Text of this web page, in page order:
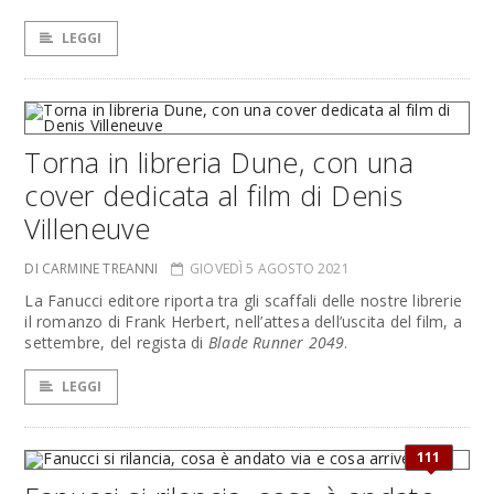
LEGGI
Torna in libreria Dune, con una
cover dedicata al film di Denis
Villeneuve
DI CARMINE TREANNI GIOVEDÌ 5 AGOSTO 2021
La Fanucci editore riporta tra gli scaffali delle nostre librerie
il romanzo di Frank Herbert, nell’attesa dell’uscita del film, a
settembre, del regista di Blade Runner 2049.
LEGGI
111